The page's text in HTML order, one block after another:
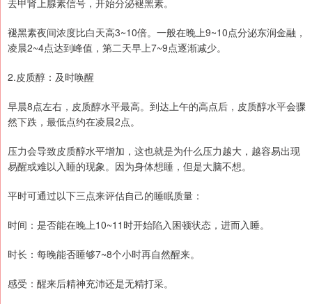
褪黑素夜间浓度比白天高3~10倍。一般在晚上9~10点分泌东润金融，
凌晨2~4点达到峰值，第二天早上7~9点逐渐减少。
2.皮质醇：及时唤醒
早晨8点左右，皮质醇水平最高。到达上午的高点后，皮质醇水平会骤
然下跌，最低点约在凌晨2点。
压力会导致皮质醇水平增加，这也就是为什么压力越大，越容易出现
易醒或难以入睡的现象。因为身体想睡，但是大脑不想。
平时可通过以下三点来评估自己的睡眠质量：
时间：是否能在晚上10~11时开始陷入困顿状态，进而入睡。
时长：每晚能否睡够7~8个小时再自然醒来。
感受：醒来后精神充沛还是无精打采。